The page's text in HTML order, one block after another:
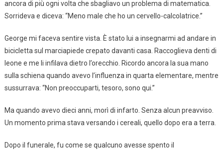
ancora di più ogni volta che sbagliavo un problema di matematica.
Sorrideva e diceva: “Meno male che ho un cervello-calcolatrice.”
George mi faceva sentire vista. È stato lui a insegnarmi ad andare in
bicicletta sul marciapiede crepato davanti casa. Raccoglieva denti di
leone e me li infilava dietro l’orecchio. Ricordo ancora la sua mano
sulla schiena quando avevo l’influenza in quarta elementare, mentre
sussurrava: “Non preoccuparti, tesoro, sono qui.”
Ma quando avevo dieci anni, morì di infarto. Senza alcun preavviso.
Un momento prima stava versando i cereali, quello dopo era a terra.
Dopo il funerale, fu come se qualcuno avesse spento il